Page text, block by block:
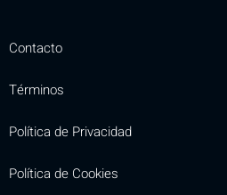
Contacto
Términos
Política de Privacidad
Política de Cookies